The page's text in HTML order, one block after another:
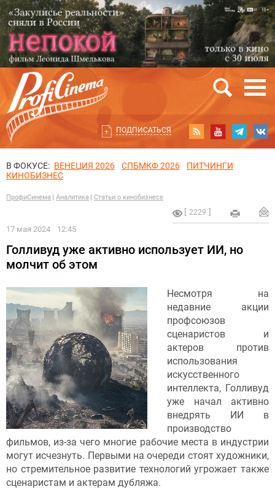
ПОДПИСАТЬСЯ
В ФОКУСЕ: ВЕНЕЦИЯ 2026 СПБМКФ 2026
ПИТЧИНГИ
КИНОБИЗНЕС
ПрофиСинема Аналитика Статьи о кинобизнесе
2229
17 мая 2024 12:45
Голливуд уже активно использует ИИ, но
молчит об этом
Несмотря на
недавние акции
профсоюзов
сценаристов и
актеров против
использования
искусственного
интеллекта, Голливуд
уже начал активно
внедрять ИИ в
производство
фильмов, из-за чего многие рабочие места в индустрии
могут исчезнуть. Первыми на очереди стоят художники,
но стремительное развитие технологий угрожает также
сценаристам и актерам дубляжа.